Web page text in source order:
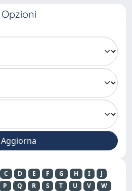
Opzioni
C D E F G H I
J
P Q R S T U V
W